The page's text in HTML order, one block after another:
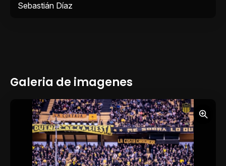
Sebastián Díaz
Galeria de imagenes